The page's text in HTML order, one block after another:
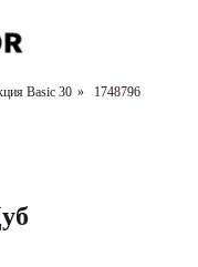
Basic 30 » 1748796